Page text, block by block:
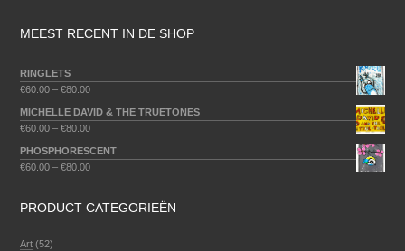
MEEST RECENT IN DE SHOP
RINGLETS
€60.00 –€80.00
MICHELLE DAVID & THE TRUETONES
€60.00 –€80.00
PHOSPHORESCENT
€60.00 –€80.00
PRODUCT CATEGORIEËN
Art (52)